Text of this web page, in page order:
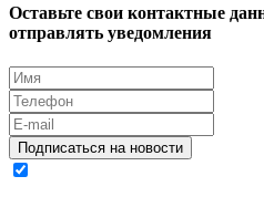
Оставьте свои контактные
отправлять уведомления
Подписаться на новости